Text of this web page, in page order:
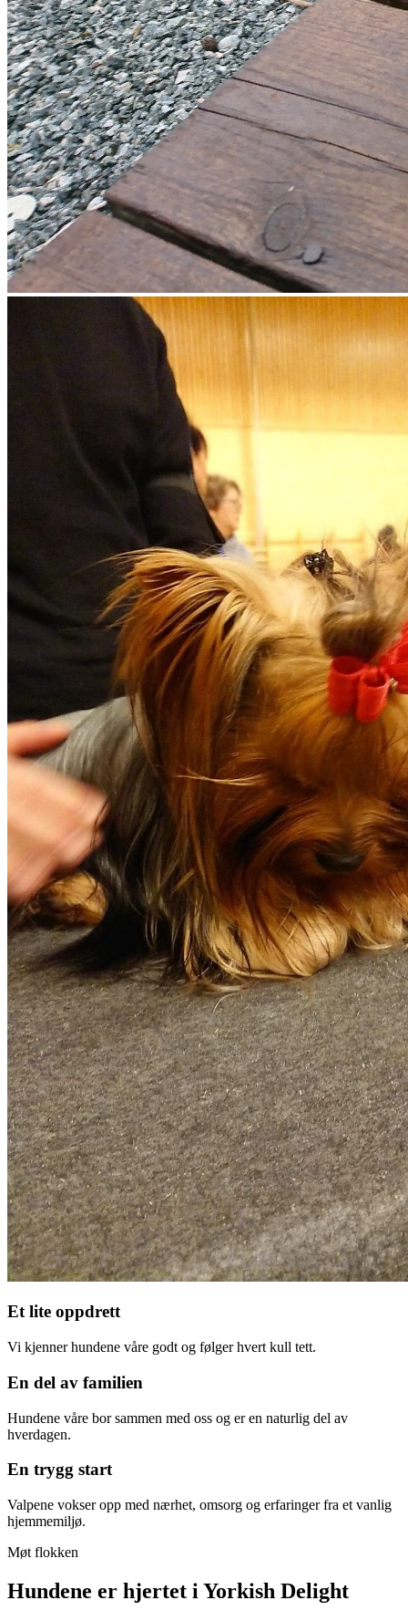
Et lite oppdrett
Vi kjenner hundene våre godt og følger hvert kull tett.
En del av familien
Hundene våre bor sammen med oss og er en naturlig del av
hverdagen.
En trygg start
Valpene vokser opp med nærhet, omsorg og erfaringer fra et vanlig
hjemmemiljø.
Møt flokken
Hundene er hjertet i Yorkish Delight